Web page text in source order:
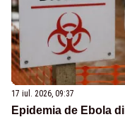
17 iul. 2026, 09:37
Epidemia de Ebola